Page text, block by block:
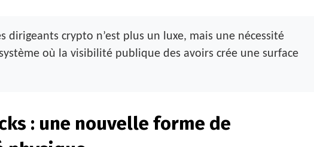
dirigeants crypto n’est plus un luxe, mais une nécessité
où la visibilité publique des avoirs crée une surface
: une nouvelle forme de